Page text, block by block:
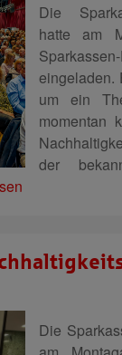
Die
hatte am
eingeladen.
um ein
momentan
der
Die